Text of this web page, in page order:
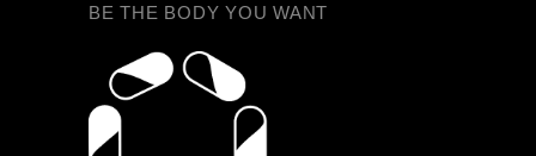
BE THE BODY YOU WANT